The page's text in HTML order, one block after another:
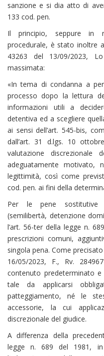
sanzione e si dia atto di
133 cod. pen.
Il principio, seppure in
procedurale, è stato inoltre
43263 del 13/09/2023,
massimata:
«In tema di condanna a
processo dopo la lettura
informazioni utili a
detentiva ed a scegliere
ai sensi dell’art. 545-bis,
dall’art. 31 d.lgs. 10
valutazione
adeguatamente motivato,
legittimità, così come
cod. pen. ai fini della
Per le pene sostitutive
(semilibertà, detenzione
l’art. 56-ter della legge n.
prescrizioni comuni,
singola pena. Come
16/05/2023, F., Rv.
contenuto predeterminato
tale da applicarsi
patteggiamento, né le
accessorie, la cui
discrezionale del giudice.
A differenza della
legge n. 689 del 1981,